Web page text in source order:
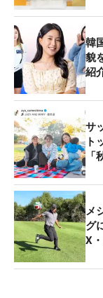
韓
貌
紹
サ
ト
メ
グ
X